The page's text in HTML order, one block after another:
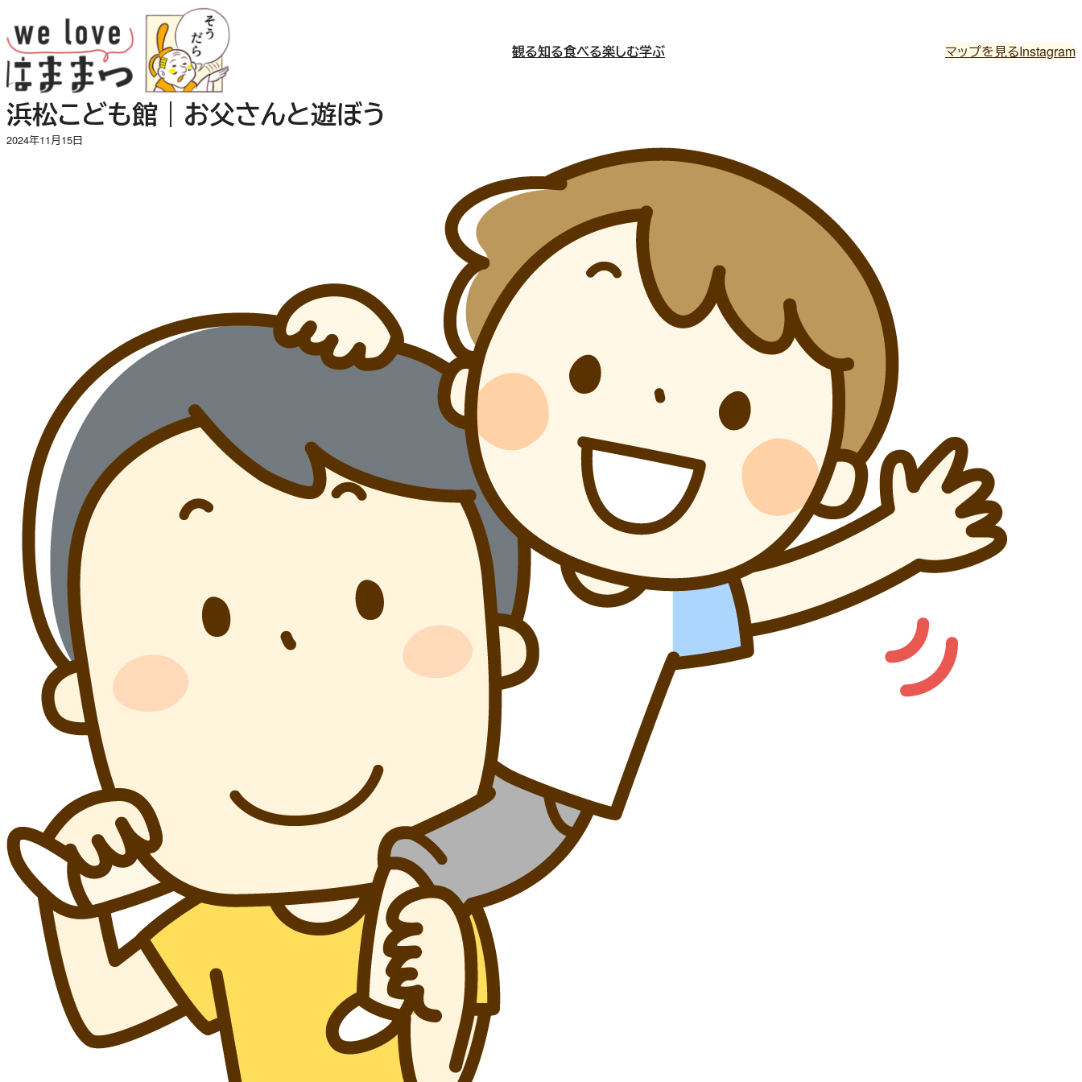
容
を
ス
キ
ッ
プ
観る知る食べる楽しむ学ぶ マップを見るInstagram
浜松こども館｜お父さんと遊ぼう
2024年11月15日